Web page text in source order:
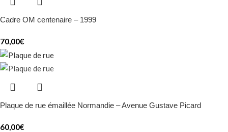
Cadre OM centenaire – 1999
70,00€
Plaque de rue émaillée Normandie – Avenue Gustave Picard
60,00€